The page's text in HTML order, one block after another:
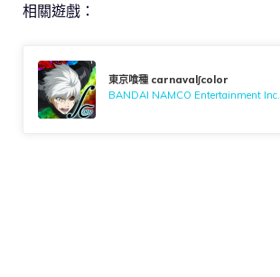
相關遊戲：
東京喰種 carnaval∫color
BANDAI NAMCO Entertainment Inc.